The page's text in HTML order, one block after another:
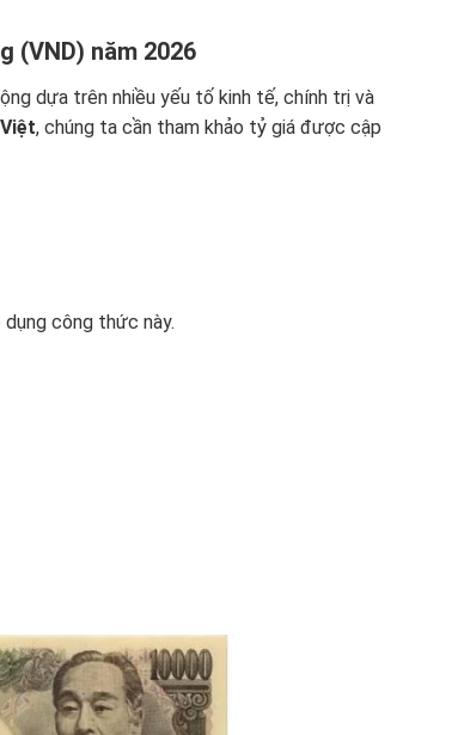
(VND) năm 2026
dựa trên nhiều yếu tố kinh tế, chính trị và
, chúng ta cần tham khảo tỷ giá được cập
công thức này.